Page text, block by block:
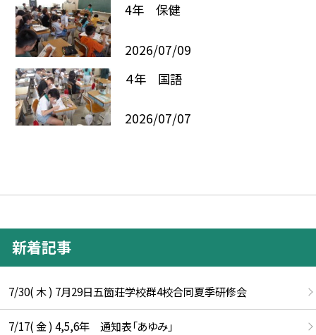
4年 保健
2026/07/09
４年 国語
2026/07/07
新着記事
7/30( 木 ) 7月29日五箇荘学校群4校合同夏季研修会
7/17( 金 ) 4,5,6年 通知表「あゆみ」